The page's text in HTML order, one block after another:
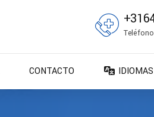
CONTACTO
IDIOMAS